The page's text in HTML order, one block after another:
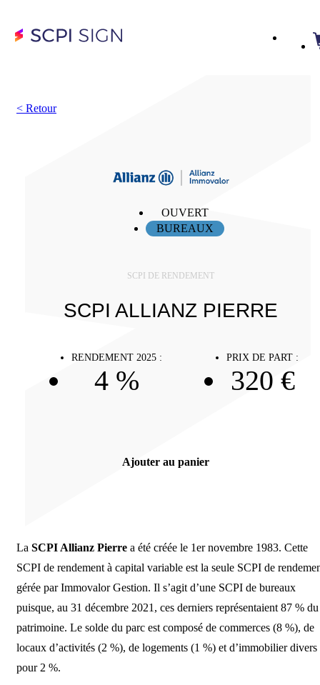
< Retour
OUVERT
BUREAUX
SCPI DE RENDEMENT
SCPI ALLIANZ PIERRE
RENDEMENT 2025 :
4 %
PRIX DE PART :
320 €
Ajouter au panier
La SCPI Allianz Pierre a été créée le 1er novembre 1983. Cette
SCPI de rendement à capital variable est la seule SCPI de
gérée par Immovalor Gestion. Il s’agit d’une SCPI de bureaux
puisque, au 31 décembre 2021, ces derniers représentaient 87 % du
patrimoine. Le solde du parc est composé de commerces (8 %), de
locaux d’activités (2 %), de logements (1 %) et d’immobilier divers
pour 2 %.